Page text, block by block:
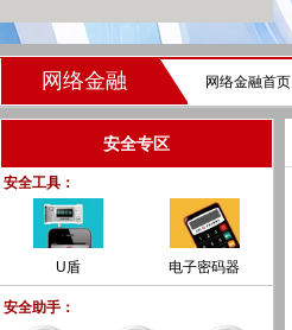
网络金融 网络金融首页
安全专区
安全工具：
U盾 电子密码器
安全助手：